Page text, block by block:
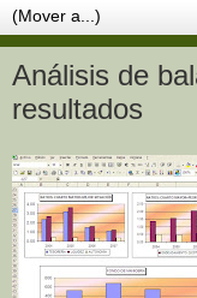
Análisis de
resultados